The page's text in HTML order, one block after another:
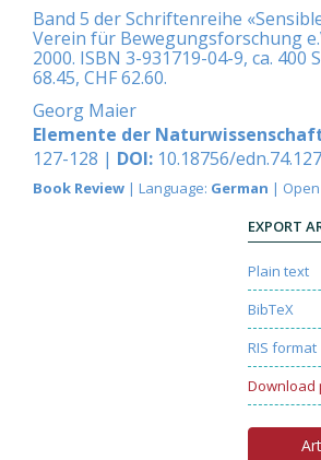
Band 5 der Schriftenreihe
Verein für Bewegungsforschung
2000. ISBN 3-931719-04-9, ca. 400
68.45, CHF 62.60.
Georg Maier
Elemente der
127-128 | DOI: 10.18756/edn.74.127
Book Review | Language: German |
EXPORT
Plain text
BibTeX
RIS format
Download